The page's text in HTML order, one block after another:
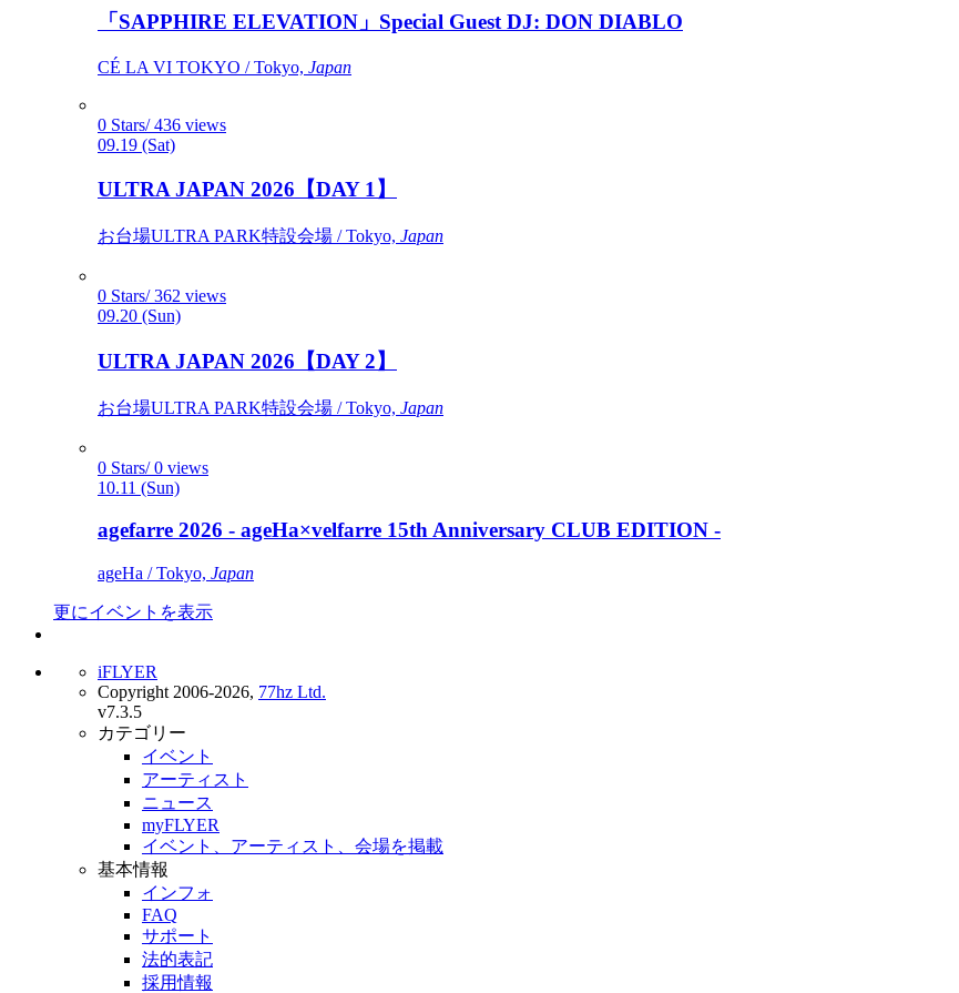
「SAPPHIRE ELEVATION」Special Guest DJ: DON DIABLO
CÉ LA VI TOKYO / Tokyo, Japan
0 Stars/ 436 views
09.19 (Sat)
ULTRA JAPAN 2026【DAY 1】
お台場ULTRA PARK特設会場 / Tokyo, Japan
0 Stars/ 362 views
09.20 (Sun)
ULTRA JAPAN 2026【DAY 2】
お台場ULTRA PARK特設会場 / Tokyo, Japan
0 Stars/ 0 views
10.11 (Sun)
agefarre 2026 - ageHa×velfarre 15th Anniversary CLUB EDITION -
ageHa / Tokyo, Japan
更にイベントを表示
iFLYER
Copyright 2006-2026, 77hz Ltd.
v7.3.5
カテゴリー
イベント
アーティスト
ニュース
myFLYER
イベント、アーティスト、会場を掲載
基本情報
インフォ
FAQ
サポート
法的表記
採用情報